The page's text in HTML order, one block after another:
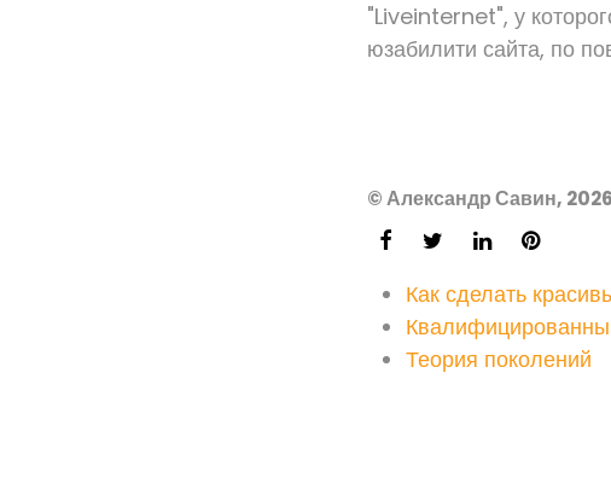
"Liveinternet", у
юзабилити сайта, по
© Александр Савин, 2026
Как сделать
Теория поколений